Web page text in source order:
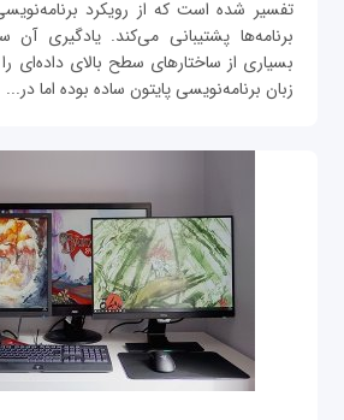
تفسیر شده است که از رویکرد
برنامه‌ها پشتیبانی می‌کند. یادگیری
بسیاری از ساختارهای سطح بالای داده‌ای
زبان برنامه‌نویسی پایتون ساده بوده اما در...